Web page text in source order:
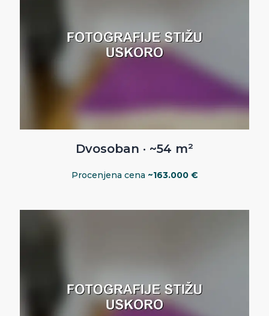
Dvosoban · ~54 m²
Procenjena cena ~163.000 €